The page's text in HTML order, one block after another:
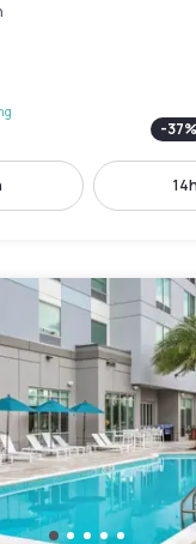
-37%